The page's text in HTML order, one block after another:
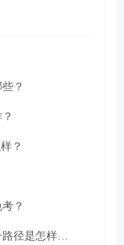
？
？
？
ACCA持证人在企业财务部门的晋升路径是怎样的？